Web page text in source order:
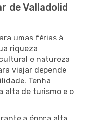
de Valladolid
umas férias à
riqueza
e natureza
viajar depende
Tenha
alta de turismo e o